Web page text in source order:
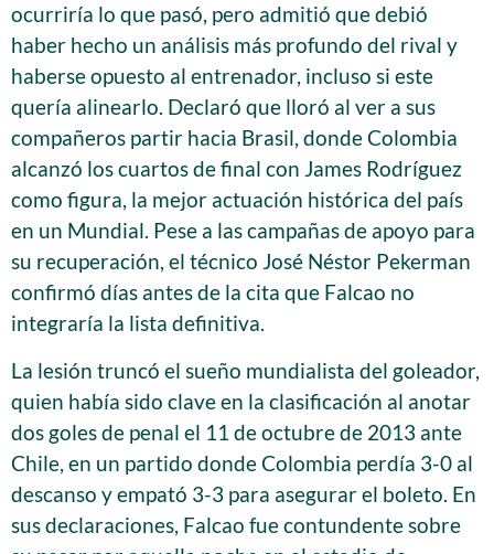
ocurriría lo que pasó, pero admitió que debió
haber hecho un análisis más profundo del rival y
haberse opuesto al entrenador, incluso si este
quería alinearlo. Declaró que lloró al ver a sus
compañeros partir hacia Brasil, donde Colombia
alcanzó los cuartos de final con James Rodríguez
como figura, la mejor actuación histórica del país
en un Mundial. Pese a las campañas de apoyo para
su recuperación, el técnico José Néstor Pekerman
confirmó días antes de la cita que Falcao no
integraría la lista definitiva.
La lesión truncó el sueño mundialista del goleador,
quien había sido clave en la clasificación al anotar
dos goles de penal el 11 de octubre de 2013 ante
Chile, en un partido donde Colombia perdía 3-0 al
descanso y empató 3-3 para asegurar el boleto. En
sus declaraciones, Falcao fue contundente sobre